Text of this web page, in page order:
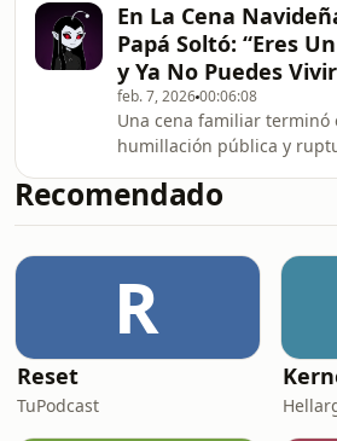
#RedditHistorias
En La Cena
Papá Soltó: “Eres
y Ya No Puedes
feb. 7, 202600:06:08
Una cena familiar terminó
humillación pública y
acumulado y una decisión
cambió una vida para
#DramaFamiliar #Navidad
#FamiliaTóxica
#RedditEnEspañol
Recomendado
R
Reset
TuPodcast